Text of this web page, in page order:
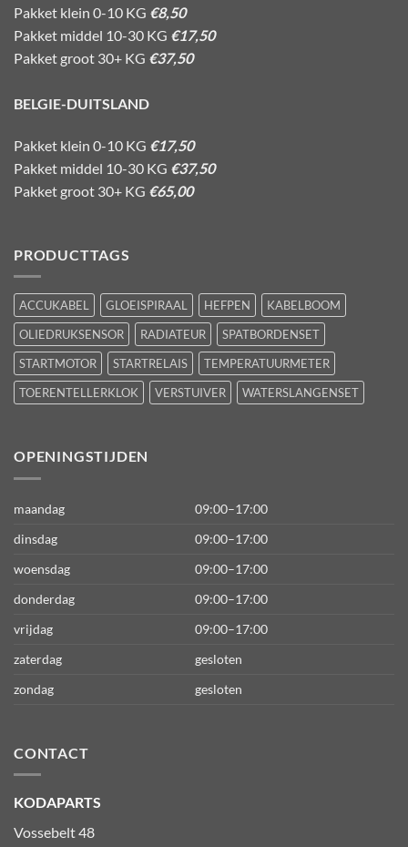
Pakket klein 0-10 KG €8,50
Pakket middel 10-30 KG €17,50
Pakket groot 30+ KG €37,50
BELGIE-DUITSLAND
Pakket klein 0-10 KG €17,50
Pakket middel 10-30 KG €37,50
Pakket groot 30+ KG €65,00
PRODUCTTAGS
ACCUKABEL GLOEISPIRAAL HEFPEN
KABELBOOM
OLIEDRUKSENSOR
RADIATEUR
SPATBORDENSET
STARTMOTOR
STARTRELAIS
TEMPERATUURMETER
TOERENTELLERKLOK
VERSTUIVER WATERSLANGENSET
OPENINGSTIJDEN
maandag
09:00–17:00
dinsdag
09:00–17:00
woensdag
09:00–17:00
donderdag
09:00–17:00
vrijdag
09:00–17:00
zaterdag
gesloten
zondag
gesloten
CONTACT
KODAPARTS
Vossebelt 48